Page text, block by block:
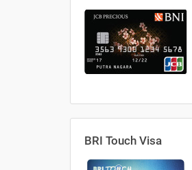
BRI Touch Visa